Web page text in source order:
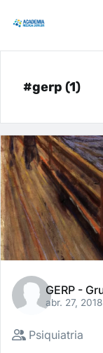
#gerp (1)
abr. 27, 2018
Psiquiatria